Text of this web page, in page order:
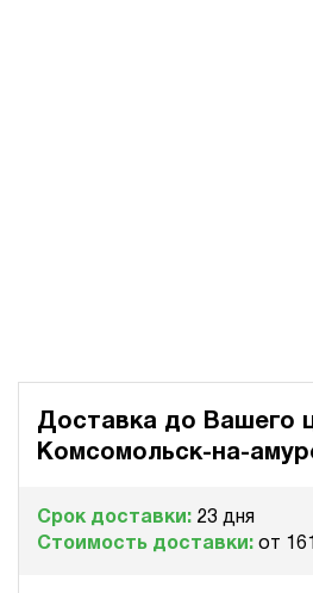
Доставка до Вашего
Комсомольск-на-
Срок доставки: 23 дня
Стоимость доставки: от